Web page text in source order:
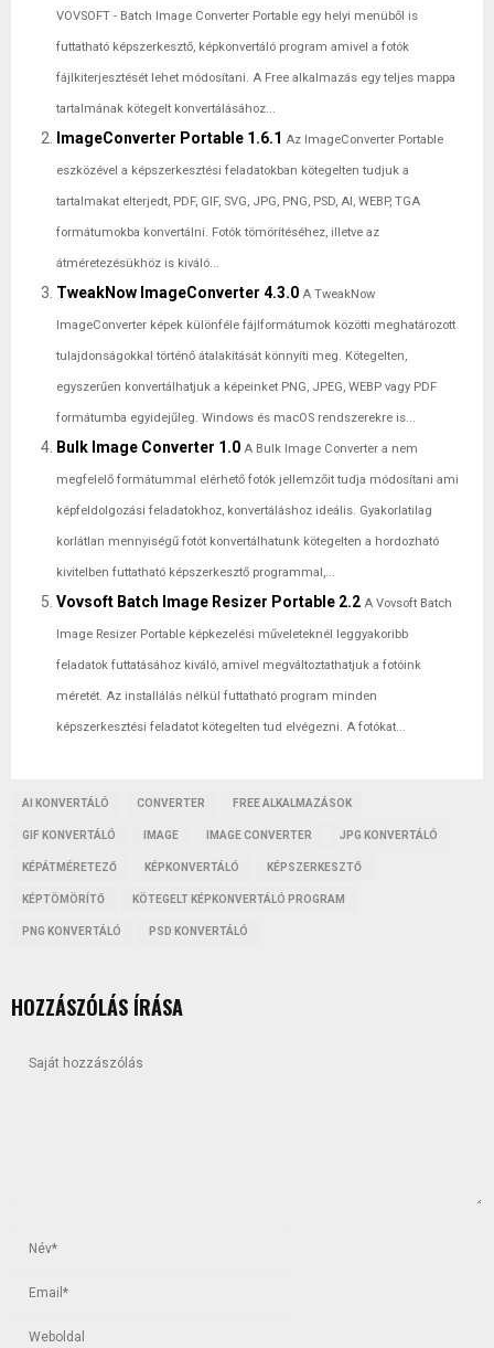
VOVSOFT - Batch Image Converter Portable egy helyi menüből is
futtatható képszerkesztő, képkonvertáló program amivel a fotók
fájlkiterjesztését lehet módosítani. A Free alkalmazás egy teljes mappa
tartalmának kötegelt konvertálásához...
ImageConverter Portable 1.6.1 Az ImageConverter Portable
eszközével a képszerkesztési feladatokban kötegelten tudjuk a
tartalmakat elterjedt, PDF, GIF, SVG, JPG, PNG, PSD, AI, WEBP, TGA
formátumokba konvertálni. Fotók tömörítéséhez, illetve az
átméretezésükhöz is kiváló...
TweakNow ImageConverter 4.3.0 A TweakNow
ImageConverter képek különféle fájlformátumok közötti meghatározott
tulajdonságokkal történő átalakítását könnyíti meg. Kötegelten,
egyszerűen konvertálhatjuk a képeinket PNG, JPEG, WEBP vagy PDF
formátumba egyidejűleg. Windows és macOS rendszerekre is...
Bulk Image Converter 1.0 A Bulk Image Converter a nem
megfelelő formátummal elérhető fotók jellemzőit tudja módosítani ami
képfeldolgozási feladatokhoz, konvertáláshoz ideális. Gyakorlatilag
korlátlan mennyiségű fotót konvertálhatunk kötegelten a hordozható
kivitelben futtatható képszerkesztő programmal,...
Vovsoft Batch Image Resizer Portable 2.2 A Vovsoft Batch
Image Resizer Portable képkezelési műveleteknél leggyakoribb
feladatok futtatásához kiváló, amivel megváltoztathatjuk a fotóink
méretét. Az installálás nélkül futtatható program minden
képszerkesztési feladatot kötegelten tud elvégezni. A fotókat...
AI KONVERTÁLÓ CONVERTER FREE ALKALMAZÁSOK
GIF KONVERTÁLÓ IMAGE IMAGE CONVERTER JPG KONVERTÁLÓ
KÉPÁTMÉRETEZŐ KÉPKONVERTÁLÓ KÉPSZERKESZTŐ
KÉPTÖMÖRÍTŐ KÖTEGELT KÉPKONVERTÁLÓ PROGRAM
PNG KONVERTÁLÓ PSD KONVERTÁLÓ
HOZZÁSZÓLÁS ÍRÁSA